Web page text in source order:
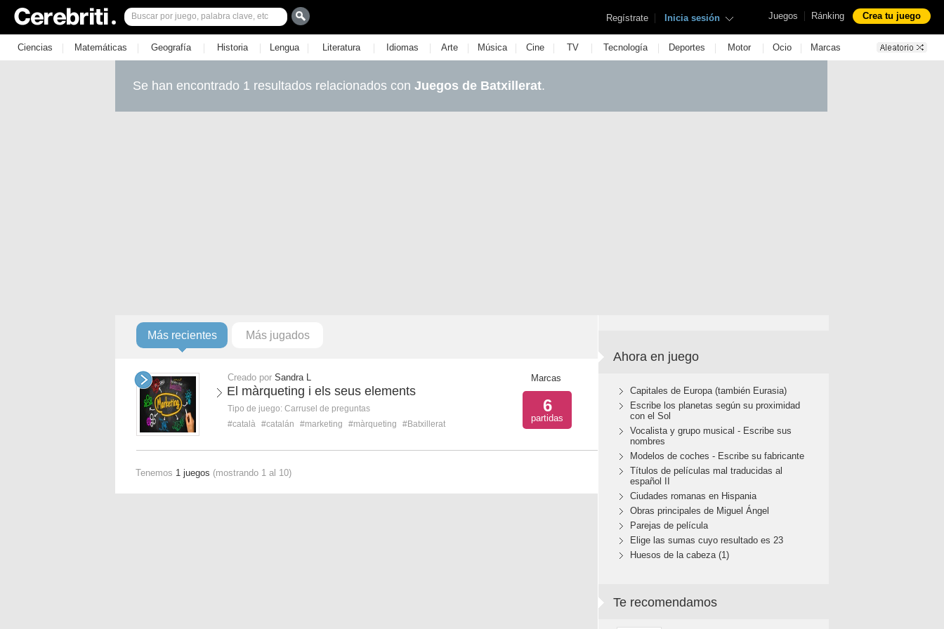
Juegos | Ránking Crea tu juego
Regístrate | Inicia sesión
Ciencias | Matemáticas | Geografía | Historia | Lengua | Literatura | Idiomas | Arte | Música | Cine | TV | Tecnología | Deportes | Motor | Ocio | Marcas
Se han encontrado 1 resultados relacionados con Juegos de Batxillerat.
Más recientes Más jugados
Creado por Sandra L
El màrqueting i els seus elements
Tipo de juego: Carrusel de preguntas
#català #catalán #marketing #màrqueting #Batxillerat
Marcas
6
partidas
Tenemos 1 juegos (mostrando 1 al 10)
Ahora en juego
Capitales de Europa (también Eurasia)
Escribe los planetas según su proximidad
con el Sol
Vocalista y grupo musical - Escribe sus
nombres
Modelos de coches - Escribe su fabricante
Títulos de películas mal traducidas al
español II
Ciudades romanas en Hispania
Obras principales de Miguel Ángel
Parejas de película
Elige las sumas cuyo resultado es 23
Huesos de la cabeza (1)
Te recomendamos